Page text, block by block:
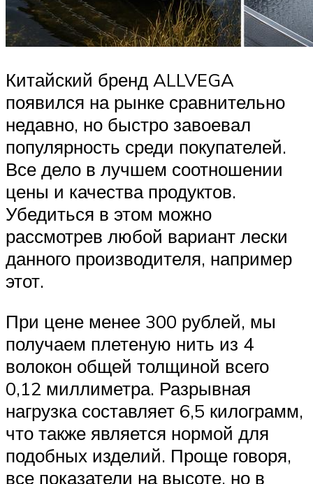
Китайский бренд ALLVEGA
появился на рынке сравнительно
недавно, но быстро завоевал
популярность среди покупателей.
Все дело в лучшем соотношении
цены и качества продуктов.
Убедиться в этом можно
рассмотрев любой вариант лески
данного производителя, например
этот.
При цене менее 300 рублей, мы
получаем плетеную нить из 4
волокон общей толщиной всего
0,12 миллиметра. Разрывная
нагрузка составляет 6,5 килограмм,
что также является нормой для
подобных изделий. Проще говоря,
все показатели на высоте, но в